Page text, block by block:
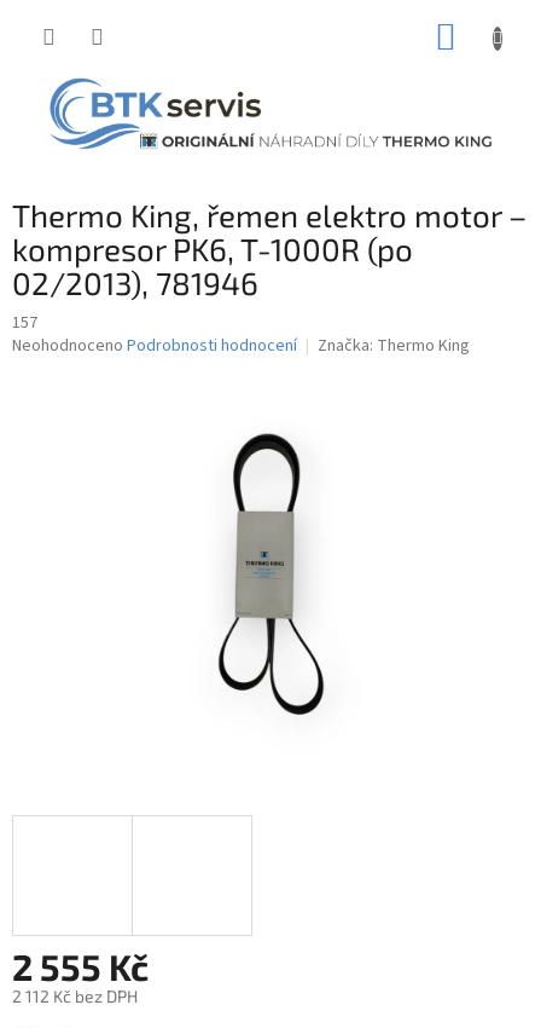
Thermo King, řemen elektro motor –
kompresor PK6, T-1000R (po
02/2013), 781946
157
Průměrné
Neohodnoceno Podrobnosti hodnocení Značka: Thermo King
2 555 Kč
2 112 Kč bez DPH